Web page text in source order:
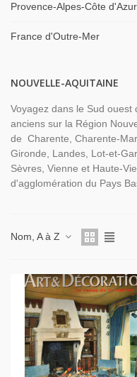
Provence-Alpes-Côte d'Azur
France d'Outre-Mer
NOUVELLE-AQUITAINE
Voyagez dans le Sud
anciens sur la Région
de Charente, Charente-
Gironde, Landes, Lot-et-
Sèvres, Vienne et Haute-
d'agglomération du Pays
Nom, A à Z